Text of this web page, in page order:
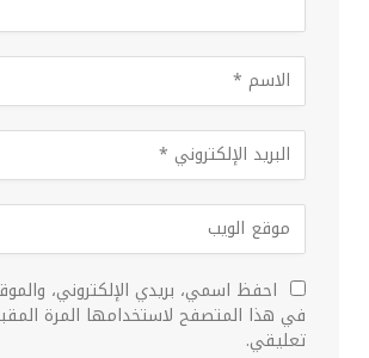
احفظ اسمي، بريدي الإلكتروني،
في هذا المتصفح لاستخدامها المرة
تعليقي.